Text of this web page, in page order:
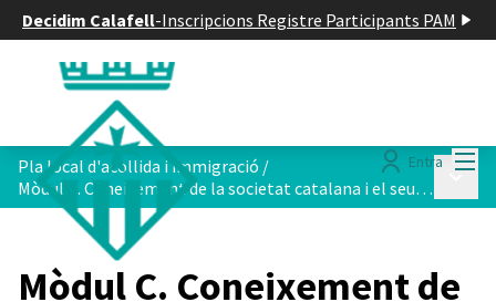
Decidim Calafell-Inscripcions Registre Participants PAM
Entra
Pla local d'acollida i immigració /
Mòdul C. Coneixement de la societat catalana i el seu marc jurídic
Mòdul C. Coneixement de